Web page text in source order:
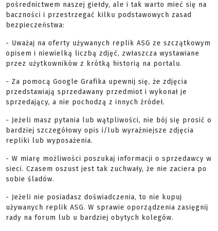
pośrednictwem naszej giełdy, ale i tak warto mieć się na
baczności i przestrzegać kilku podstawowych zasad
bezpieczeństwa:
- Uważaj na oferty używanych replik ASG ze szczątkowym
opisem i niewielką liczbą zdjęć, zwłaszcza wystawiane
przez użytkowników z krótką historią na portalu.
- Za pomocą Google Grafika upewnij się, że zdjęcia
przedstawiają sprzedawany przedmiot i wykonał je
sprzedający, a nie pochodzą z innych źródeł.
- Jeżeli masz pytania lub wątpliwości, nie bój się prosić o
bardziej szczegółowy opis i/lub wyraźniejsze zdjęcia
repliki lub wyposażenia.
- W miarę możliwości poszukaj informacji o sprzedawcy w
sieci. Czasem oszust jest tak zuchwały, że nie zaciera po
sobie śladów.
- Jeżeli nie posiadasz doświadczenia, to nie kupuj
używanych replik ASG. W sprawie oporządzenia zasięgnij
rady na forum lub u bardziej obytych kolegów.